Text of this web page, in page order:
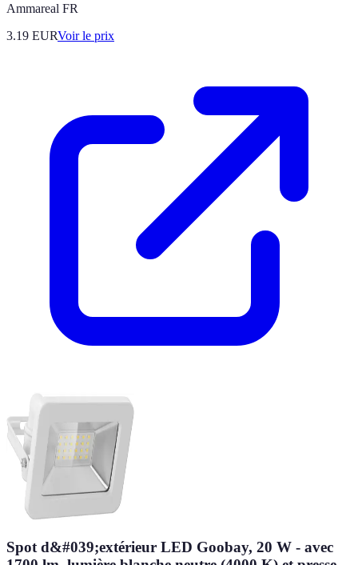
Ammareal FR
3.19 EURVoir le prix
Spot d&#039;extérieur LED Goobay, 20 W - avec